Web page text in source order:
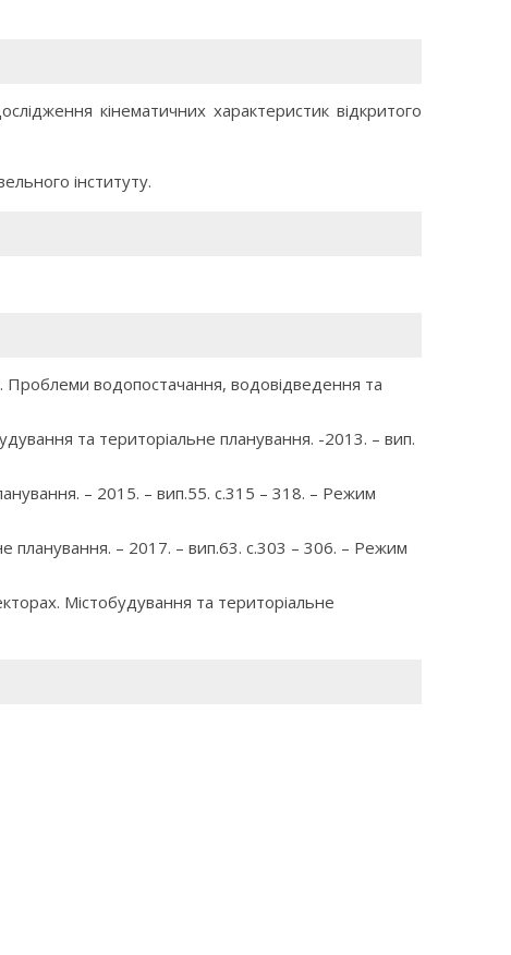
кінематичних характеристик відкритого
інституту.
Проблеми водопостачання, водовідведення та
та територіальне планування. -2013. – вип.
– 2015. – вип.55. с.315 – 318. – Режим
планування. – 2017. – вип.63. с.303 – 306. – Режим
Містобудування та територіальне